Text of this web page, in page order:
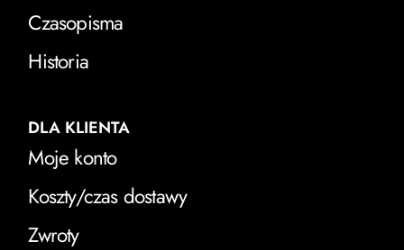
Czasopisma
Historia
DLA KLIENTA
Moje konto
Koszty/czas dostawy
Zwroty